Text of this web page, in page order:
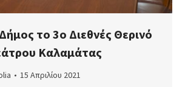
το 3ο Διεθνές Θερινό
Καλαμάτας
15 Απριλίου 2021